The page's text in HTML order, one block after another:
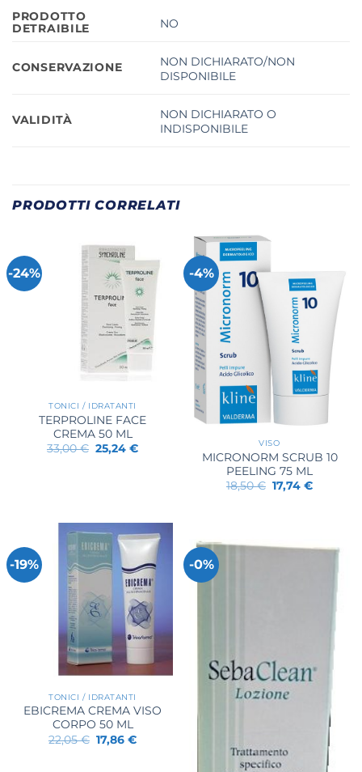
PRODOTTO
DETRAIBILE
NO
CONSERVAZIONE
NON DICHIARATO/NON
DISPONIBILE
VALIDITÀ
NON DICHIARATO O
INDISPONIBILE
PRODOTTI CORRELATI
-24%
TONICI / IDRATANTI
TERPROLINE FACE
CREMA 50 ML
33,00€ Il
prezzo
25,24€Il
-4%
VISO
MICRONORM SCRUB 10
PEELING 75 ML
18,50€ Il
prezzo
17,74€Il
-19%
TONICI / IDRATANTI
EBICREMA CREMA VISO
CORPO 50 ML
22,05€ Il
prezzo
17,86€Il
-0%